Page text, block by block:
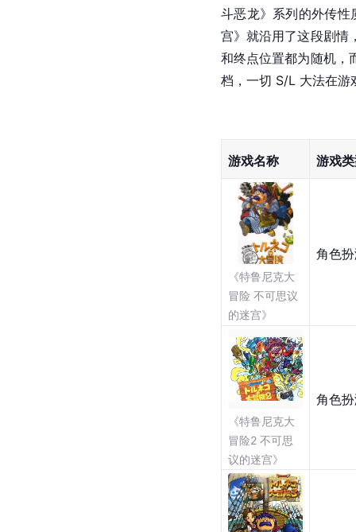
斗恶龙》系列的外传
宫》就沿用了这段剧情
和终点位置都为随机，
档，一切 S/L 大法在游
游戏名称 游戏
《特鲁尼克大
冒险 不可思议
的迷宫》
角色
《特鲁尼克大
冒险2 不可思
议的迷宫》
角色